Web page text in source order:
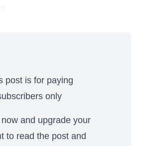
post is for paying
only
and upgrade your
to read the post and